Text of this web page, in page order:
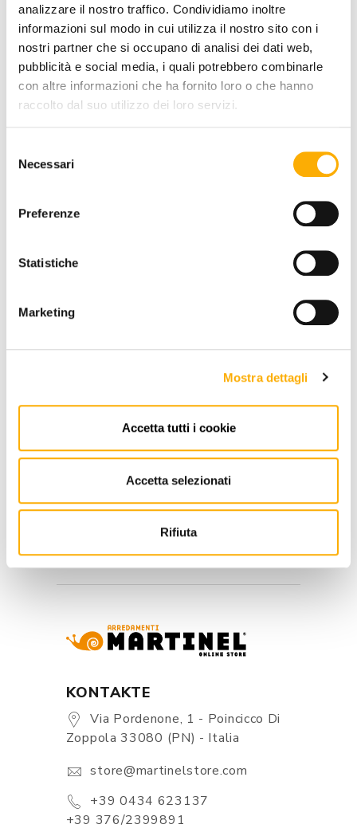
analizzare il nostro traffico. Condividiamo inoltre
informazioni sul modo in cui utilizza il nostro sito con i
nostri partner che si occupano di analisi dei dati web,
pubblicità e social media, i quali potrebbero combinarle
con altre informazioni che ha fornito loro o che hanno
raccolto dal suo utilizzo dei loro servizi.
delNecessari
Preferenze
Statistiche
Marketing
Mostra dettagli
Accetta tutti i cookie
Accetta selezionati
Rifiuta
INFORMATIONEN
BESTER PREIS GARANTIERT
KONTAKTE
Via Pordenone, 1 - Poincicco Di
Zoppola 33080 (PN) - Italia
store@martinelstore.com
+39 0434 623137
+39 376/2399891